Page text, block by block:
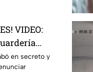
VIDEO:
a los niños
en secreto y